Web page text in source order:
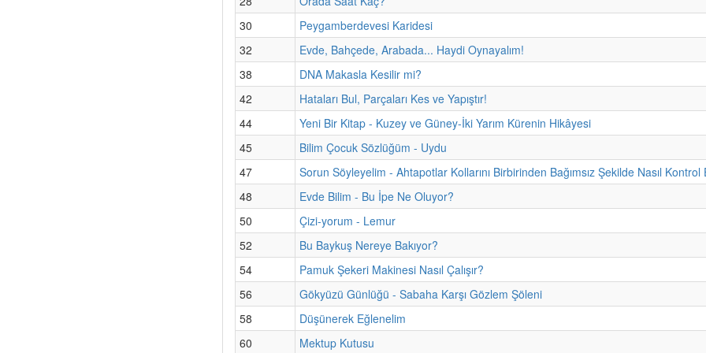
30
Peygamberdevesi Karidesi
32
Evde, Bahçede, Arabada... Haydi Oynayalım!
38
DNA Makasla Kesilir mi?
42
Hataları Bul, Parçaları Kes ve Yapıştır!
44
Yeni Bir Kitap - Kuzey ve Güney-İki Yarım Kürenin Hikâyesi
45
Bilim Çocuk Sözlüğüm - Uydu
47
Sorun Söyleyelim - Ahtapotlar Kollarını Birbirinden Bağımsız Şekilde Nasıl Kontrol
48
Evde Bilim - Bu İpe Ne Oluyor?
50
Çizi-yorum - Lemur
52
Bu Baykuş Nereye Bakıyor?
54
Pamuk Şekeri Makinesi Nasıl Çalışır?
56
Gökyüzü Günlüğü - Sabaha Karşı Gözlem Şöleni
58
Düşünerek Eğlenelim
60
Mektup Kutusu